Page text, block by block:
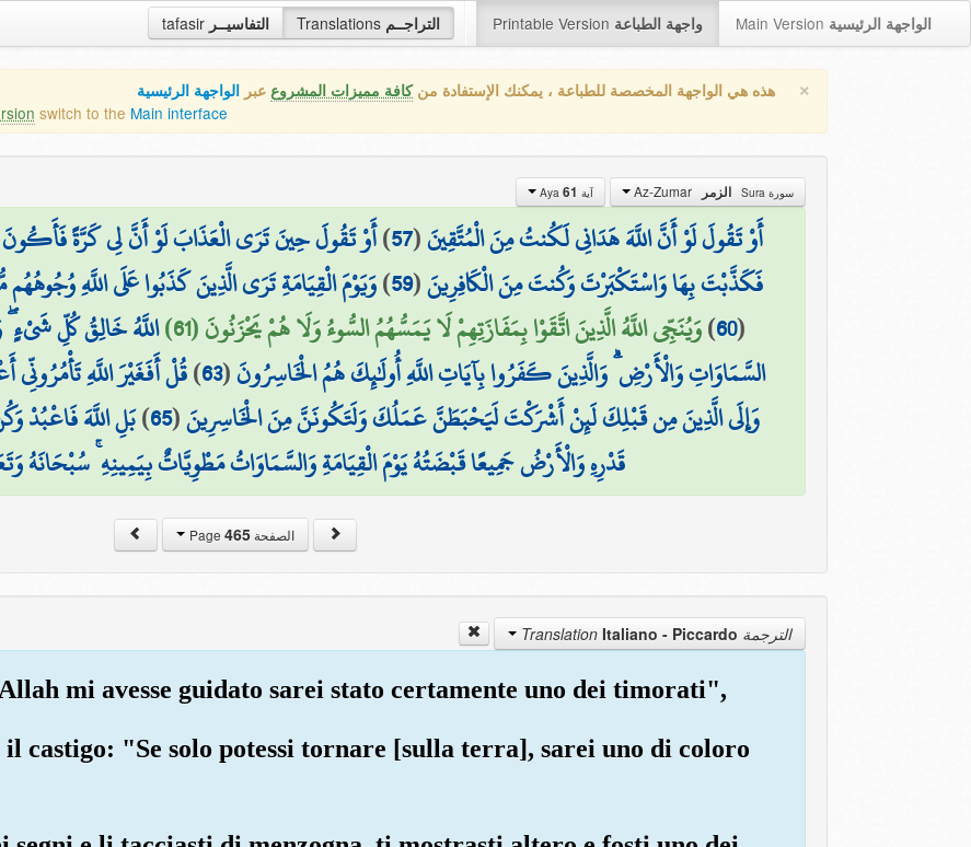
tafasir التفاسيــر Translations التراجــم Printable Version واجهة الطباعة Main Version الواجهة الرئيسية
× هذه هي الواجهة المخصصة للطباعة ، يمكنك الإستفادة منكافة مميزات المشروع عبر الواجهة الرئيسية
switch to the Main interface
سورة Sura الزمر آية Aya 61
أَوْ تَقُولَ لَوْ أَنَّ اللَّهَ هَدَانِي لَكُنتُ مِنَ الْمُتَّقِينَ(
57
)أَوْ تَقُولَ حِينَ تَرَى الْعَذَابَ لَوْ أَنَّ لِي كَرَّةً
فَكَذَّبْتَ بِهَا وَاسْتَكْبَرْتَ وَكُنتَ مِنَ الْكَافِرِينَ(
59
)وَيَوْمَ الْقِيَامَةِ تَرَى الَّذِينَ كَذَبُوا عَلَى اللَّهِ
(
60
)وَيُنَجِّي اللَّهُ الَّذِينَ اتَّقَوْا بِمَفَازَتِهِمْ لَا يَمَسُّهُمُ السُّوءُ وَلَا هُمْ يَحْزَنُونَ (61) اللَّهُ خَالِقُ كُلِّ
السَّمَاوَاتِ وَالْأَرْضِ ۗ وَالَّذِينَ كَفَرُوا بِآيَاتِ اللَّهِ أُولَٰئِكَ هُمُ الْخَاسِرُونَ(
63
)قُلْ أَفَغَيْرَ اللَّهِ تَأْمُرُونِّي
وَإِلَى الَّذِينَ مِن قَبْلِكَ لَئِنْ أَشْرَكْتَ لَيَحْبَطَنَّ عَمَلُكَ وَلَتَكُونَنَّ مِنَ الْخَاسِرِينَ(
65
)بَلِ اللَّهَ فَاعْبُدْ
قَدْرِهِ وَالْأَرْضُ جَمِيعًا قَبْضَتُهُ يَوْمَ الْقِيَامَةِ وَالسَّمَاوَاتُ مَطْوِيَّاتٌ بِيَمِينِهِ ۚ سُبْحَانَهُ
الصفحة Page465
الترجمة Translation Italiano - Piccardo
mi avesse guidato sarei stato certamente uno dei timorati",
castigo: "Se solo potessi tornare [sulla terra], sarei uno di coloro